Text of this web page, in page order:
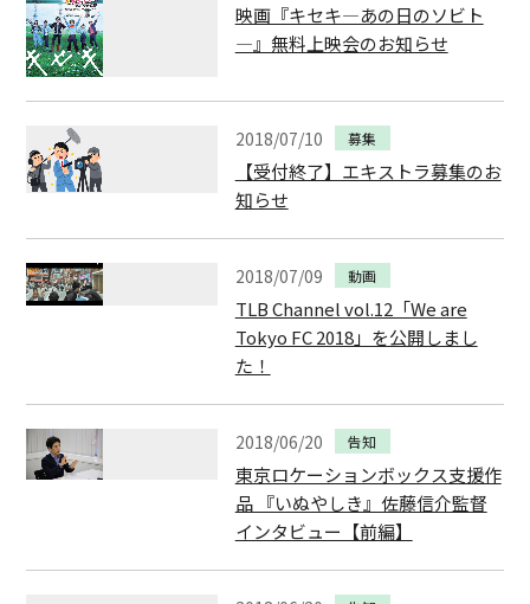
映画『キセキ―あの日のソビト
―』無料上映会のお知らせ
2018/07/10 募集
【受付終了】エキストラ募集のお
知らせ
2018/07/09 動画
TLB Channel vol.12「We are
Tokyo FC 2018」を公開しまし
た！
2018/06/20 告知
東京ロケーションボックス支援作
品 『いぬやしき』佐藤信介監督
インタビュー【前編】